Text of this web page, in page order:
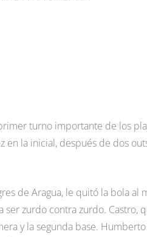
turno importante de los
en la inicial, después de dos
de Aragua, le quitó la bola
ser zurdo contra zurdo. Castro,
y la segunda base.